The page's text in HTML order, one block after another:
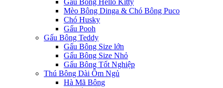
Gấu Bông Hello Kitty
Mèo Bông Dinga & Chó Bông Puco
Chó Husky
Gấu Pooh
Gấu Bông Teddy
Gấu Bông Size lớn
Gấu Bông Size Nhỏ
Gấu Bông Tốt Nghiệp
Thú Bông Dài Ôm Ngủ
Hà Mã Bông